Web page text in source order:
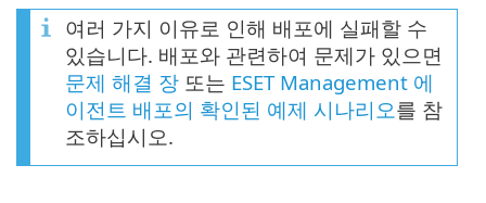
여러 가지 이유로 인해 배포에 실패할 수
있습니다. 배포와 관련하여 문제가 있으면
문제 해결 장 또는 ESET Management 에
이전트 배포의 확인된 예제 시나리오를 참
조하십시오.